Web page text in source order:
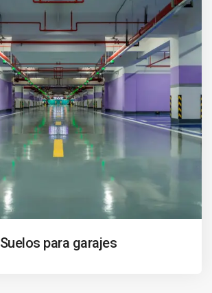
Suelos para garajes